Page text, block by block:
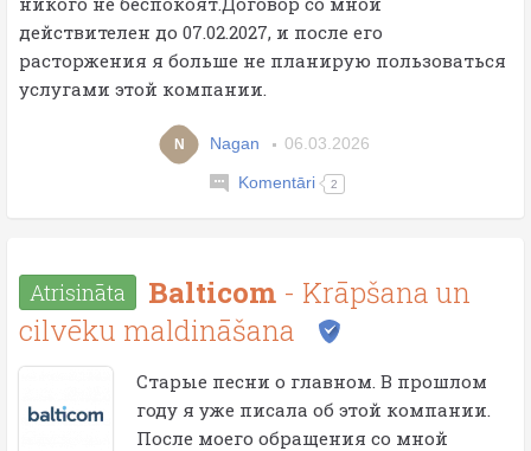
действителен до 07.02.2027, и после его
расторжения я больше не планирую пользоваться
услугами этой компании.
N Nagan 06.03.2026
Komentāri 2
Atrisināta Balticom - Krāpšana un
cilvēku maldināšana
Старые песни о главном. В прошлом
году я уже писала об этой компании.
После моего обращения со мной